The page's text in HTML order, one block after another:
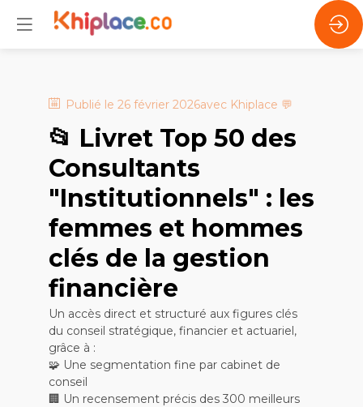
Publié le 26 février 2026avec Khiplace 💬
📂 Livret Top 50 des
Consultants
"Institutionnels" : les
femmes et hommes
clés de la gestion
financière
Un accès direct et structuré aux figures clés
du conseil stratégique, financier et actuariel,
grâce à :
🧩 Une segmentation fine par cabinet de
conseil
🏢 Un recensement précis des 300 meilleurs